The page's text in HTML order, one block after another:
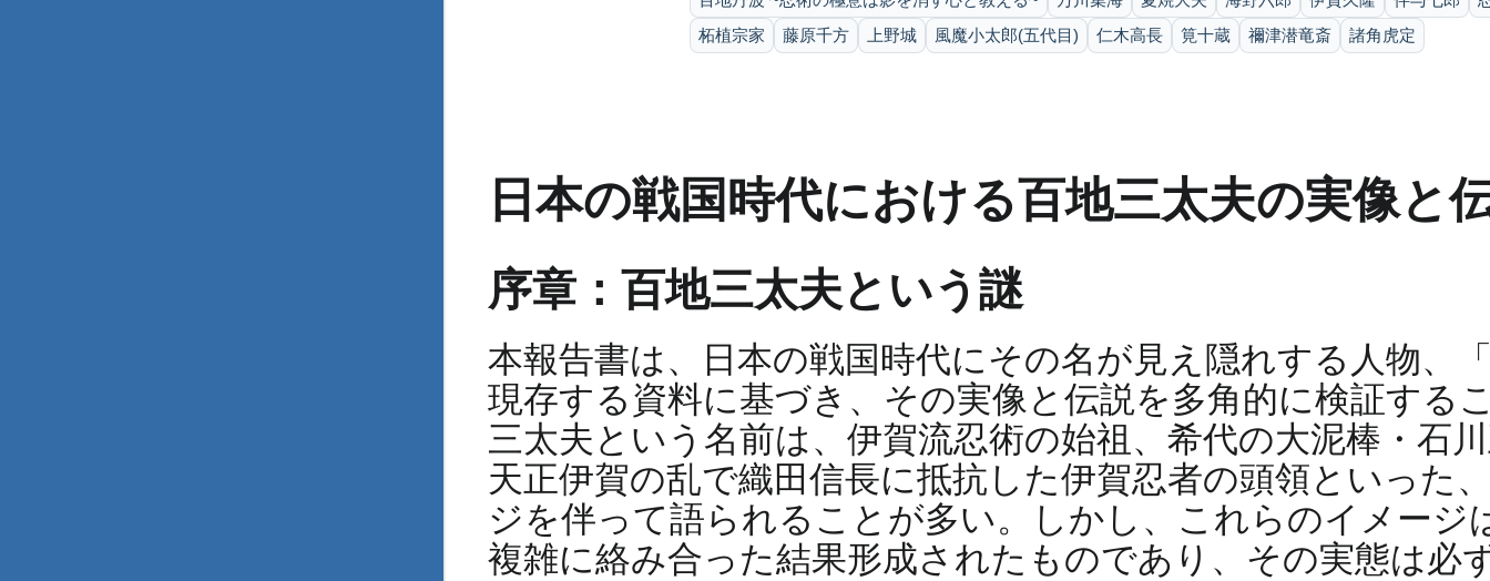
柘植宗家
藤原千方 上野城 風魔小太郎(五代目) 仁木高長 筧十蔵 禰津潜竜斎 諸角虎定
日本の戦国時代における百地三太夫の実像と
序章：百地三太夫という謎
本報告書は、日本の戦国時代にその名が見え隠れする人物、
現存する資料に基づき、その実像と伝説を多角的に検証する
三太夫という名前は、伊賀流忍術の始祖、希代の大泥棒・石
天正伊賀の乱で織田信長に抵抗した伊賀忍者の頭領といった
ジを伴って語られることが多い。しかし、これらのイメージ
複雑に絡み合った結果形成されたものであり、その実態は必